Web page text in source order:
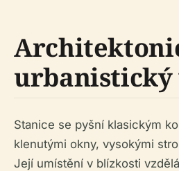
urbanistický
Stanice se pyšní klasickým
klenutými okny, vysokými
Její umístění v blízkosti